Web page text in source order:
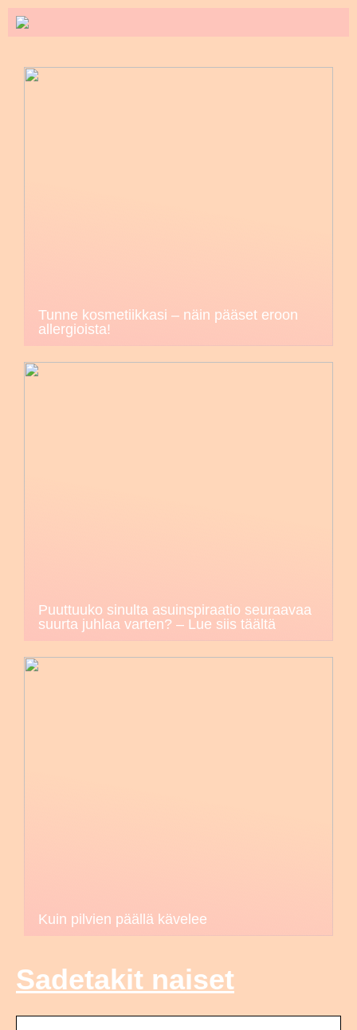
Tunne kosmetiikkasi – näin pääset eroon
allergioista!
Puuttuuko sinulta asuinspiraatio seuraavaa
suurta juhlaa varten? – Lue siis täältä
Kuin pilvien päällä kävelee
Sadetakit naiset